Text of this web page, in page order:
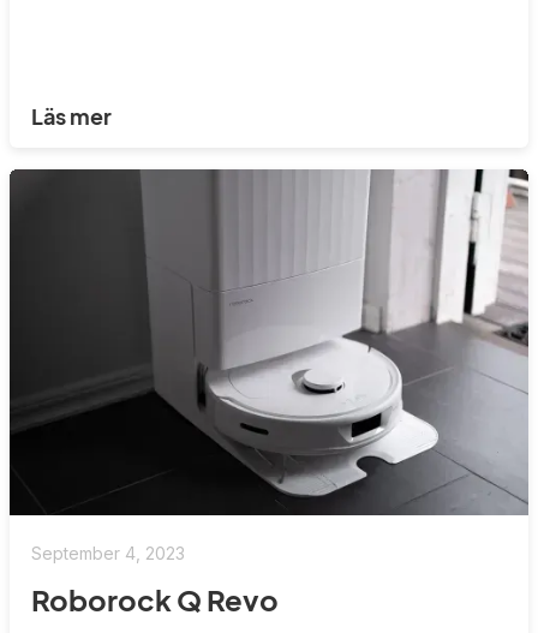
Läs mer
September 4, 2023
Roborock Q Revo